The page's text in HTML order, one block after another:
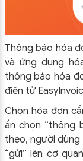
Thông báo hóa
và ứng dụng
thông báo hóa
điện tử
Chọn hóa đơn
ấn chọn “thông
theo, người
“gửi” lên cơ